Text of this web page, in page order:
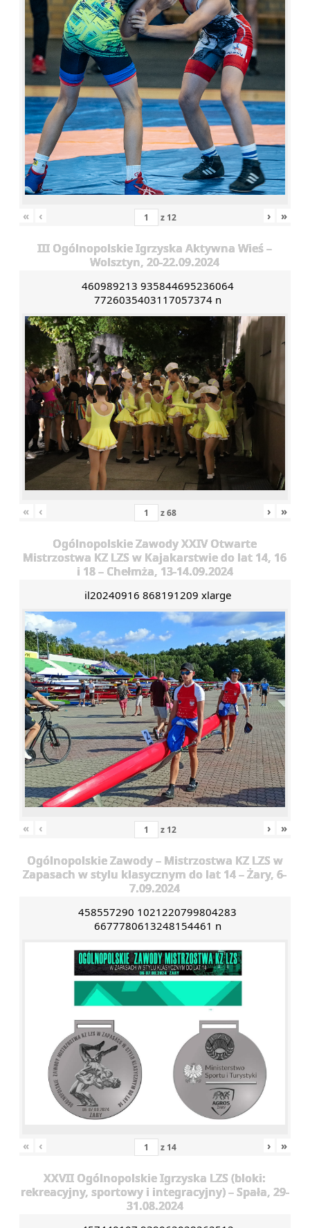
« ‹ z 12 › »
III Ogólnopolskie Igrzyska Aktywna Wieś –
Wolsztyn, 20-22.09.2024
460989213 935844695236064
7726035403117057374 n
« ‹ z68 › »
Ogólnopolskie Zawody XXIV Otwarte
Mistrzostwa KZ LZS w Kajakarstwie do lat 14, 16
i 18 – Chełmża, 13-14.09.2024
il20240916 868191209 xlarge
« ‹ z 12 › »
Ogólnopolskie Zawody – Mistrzostwa KZ LZS w
Zapasach w stylu klasycznym do lat 14 – Żary, 6-
7.09.2024
458557290 1021220799804283
6677780613248154461 n
« ‹ z 14 › »
XXVII Ogólnopolskie Igrzyska LZS (bloki:
rekreacyjny, sportowy i integracyjny) – Spała, 29-
31.08.2024